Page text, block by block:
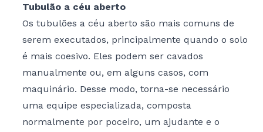
Tubulão a céu aberto
Os tubulões a céu aberto são mais comuns de
serem executados, principalmente quando o solo
é mais coesivo. Eles podem ser cavados
manualmente ou, em alguns casos, com
maquinário. Desse modo, torna-se necessário
uma equipe especializada, composta
normalmente por poceiro, um ajudante e o